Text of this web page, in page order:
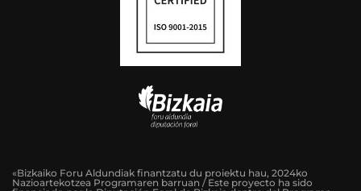
«Bizkaiko Foru Aldundiak finantzatu du proiektu hau, 2024ko
Nazioartekotzea Programaren barruan / Este proyecto ha sido